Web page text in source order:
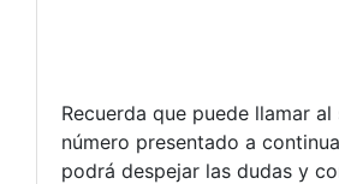
Recuerda que puede llamar al
número presentado a
podrá despejar las dudas y